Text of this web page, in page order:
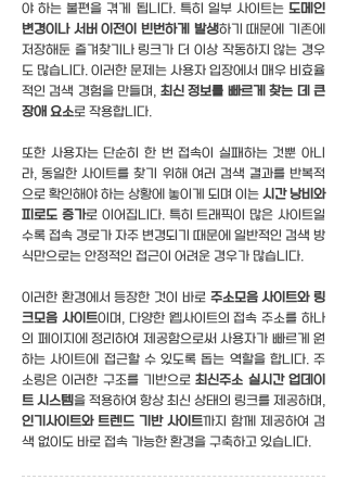
야 하는 불편을 겪게 됩니다. 특히 일부 사이트는 도메인
변경이나 서버 이전이 빈번하게 발생하기 때문에 기존에
저장해둔 즐겨찾기나 링크가 더 이상 작동하지 않는 경우
도 많습니다. 이러한 문제는 사용자 입장에서 매우 비효율
적인 검색 경험을 만들며, 최신 정보를 빠르게 찾는 데 큰
장애 요소로 작용합니다.
또한 사용자는 단순히 한 번 접속이 실패하는 것뿐 아니
라, 동일한 사이트를 찾기 위해 여러 검색 결과를 반복적
으로 확인해야 하는 상황에 놓이게 되며 이는 시간 낭비와
피로도 증가로 이어집니다. 특히 트래픽이 많은 사이트일
수록 접속 경로가 자주 변경되기 때문에 일반적인 검색 방
식만으로는 안정적인 접근이 어려운 경우가 많습니다.
이러한 환경에서 등장한 것이 바로주소모음 사이트와 링
크모음 사이트이며, 다양한 웹사이트의 접속 주소를 하나
의 페이지에 정리하여 제공함으로써 사용자가 빠르게 원
하는 사이트에 접근할 수 있도록 돕는 역할을 합니다. 주
소링은 이러한 구조를 기반으로최신주소 실시간 업데이
트 시스템을 적용하여 항상 최신 상태의 링크를 제공하며,
인기사이트와 트렌드 기반 사이트까지 함께 제공하여 검
색 없이도 바로 접속 가능한 환경을 구축하고 있습니다.